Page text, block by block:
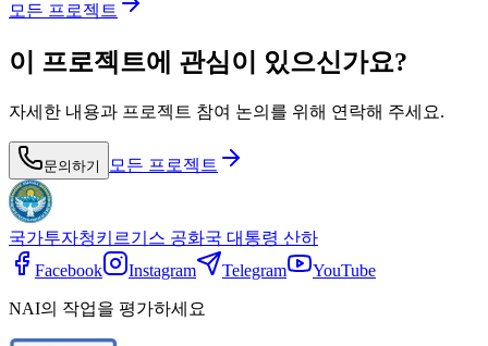
모든 프로젝트
이 프로젝트에 관심이 있으신가요?
자세한 내용과 프로젝트 참여 논의를 위해 연락해 주세요.
문의하기 모든 프로젝트
국가투자청키르기스 공화국 대통령 산하
Facebook
Instagram Telegram YouTube
NAI의 작업을 평가하세요